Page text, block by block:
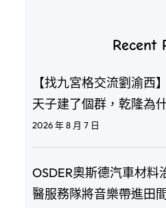
Recent
【找九宮格交流劉渝西
天子建了個群，乾隆為
2026 年 8 月 7 日
OSDER奧斯德汽車材料
醫服務隊將音樂帶進田